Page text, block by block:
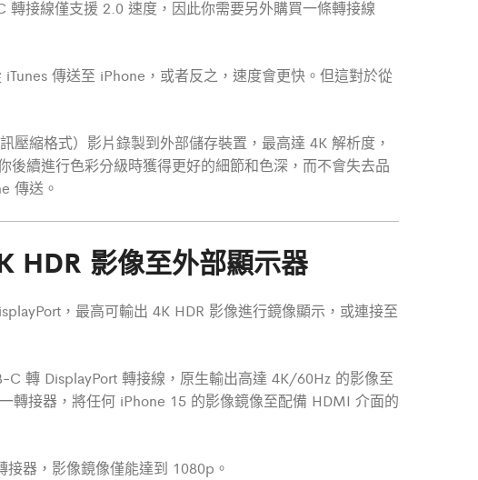
接線僅支援 2.0 速度，因此你需要另外購買一條轉接線
傳送至 iPhone，或者反之，速度會更快。但這對於從
縮格式）影片錄製到外部儲存裝置，最高達 4K 解析度，
續進行色彩分級時獲得更好的細節和色深，而不會失去品
傳送。
HDR 影像至外部顯示器
，最高可輸出 4K HDR 影像進行鏡像顯示，或連接至
轉 DisplayPort 轉接線，原生輸出高達 4K/60Hz 的影像至
轉接器，將任何 iPhone 15 的影像鏡像至配備 HDMI 介面的
器，影像鏡像僅能達到 1080p。